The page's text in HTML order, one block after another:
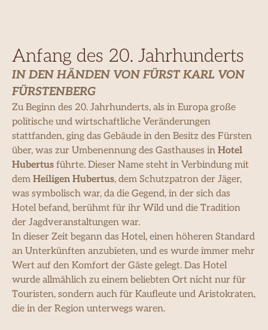
Anfang des 20. Jahrhunderts
IN DEN HÄNDEN VON FÜRST KARL VON
FÜRSTENBERG
Zu Beginn des 20. Jahrhunderts, als in Europa große
politische und wirtschaftliche Veränderungen
stattfanden, ging das Gebäude in den Besitz des Fürsten
über, was zur Umbenennung des Gasthauses in Hotel
Hubertus führte. Dieser Name steht in Verbindung mit
dem Heiligen Hubertus, dem Schutzpatron der Jäger,
was symbolisch war, da die Gegend, in der sich das
Hotel befand, berühmt für ihr Wild und die Tradition
der Jagdveranstaltungen war.
In dieser Zeit begann das Hotel, einen höheren Standard
an Unterkünften anzubieten, und es wurde immer mehr
Wert auf den Komfort der Gäste gelegt. Das Hotel
wurde allmählich zu einem beliebten Ort nicht nur für
Touristen, sondern auch für Kaufleute und Aristokraten,
die in der Region unterwegs waren.